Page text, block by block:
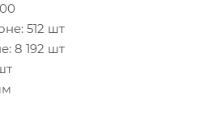
512 шт
8 192 шт